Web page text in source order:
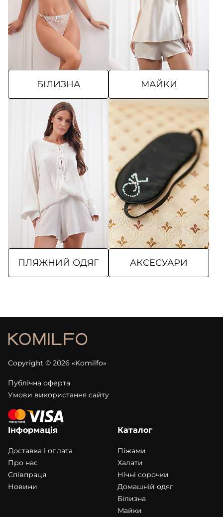
БІЛИЗНА МАЙКИ
ПЛЯЖНИЙ ОДЯГ АКСЕСУАРИ
Copyright © 2026 «Komilfo»
Публічна оферта
Умови використання сайту
Інформація
Доставка і оплата
Про нас
Співпраця
Новини
Каталог
Піжами
Халати
Нічні сорочки
Домашній одяг
Білизна
Майки